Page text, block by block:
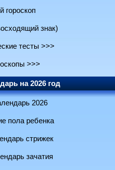
гороскоп
знак)
тесты >>>
>>>
на 2026 год
2026
пола ребенка
стрижек
зачатия